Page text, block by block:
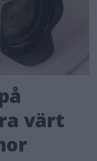
värt